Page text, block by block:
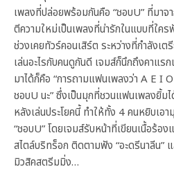
เพลงที่ปล่อยพร้อมกันคือ “ชอบU” ที่มาจ
ตีความใหม่เป็นเพลงที่น่ารักในแบบที่ใค
ช่วงเคยทัวร์คอนเสิร์ต ระหว่างที่กำลังเต
เล่นอะไรกับคนดูกันดี เจมส์ก็นึกถึงคาแร
มาได้ก็คือ “การถามแฟนเพลงว่า A E I
ชอบU นะ” ซึ่งเป็นมุกที่ชวนแฟนเพลงยิ้ม
หลังเล่นประโยคนี้ ทำให้ทั้ง 4 คนหยิบเอ
“ชอบU” โดยเจมส์รับหน้าที่เขียนเนื้อร้อ
สไตล์บริทร็อก ติดตามฟัง “อะดรีนาลีน”
มิวสิคสตรีมมิ่ง…